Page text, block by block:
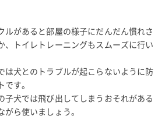
ルがあると部屋の様子にだんだん慣れさ
、トイレトレーニングもスムーズに行い
は犬とのトラブルが起こらないように防
す。
子犬では飛び出してしまうおそれがある
ら使いましょう。